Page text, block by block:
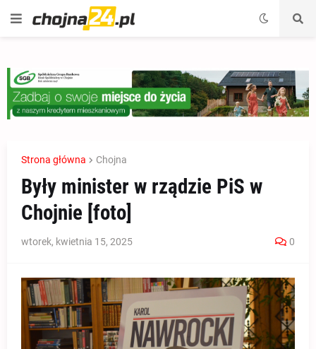
Strona główna Chojna
Były minister w rządzie PiS w
Chojnie [foto]
wtorek, kwietnia 15, 2025 0